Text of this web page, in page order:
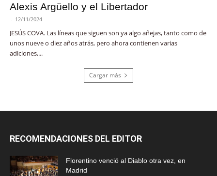
Alexis Argüello y el Libertador
- 12/11/2024
JESÚS COVA. Las líneas que siguen son ya algo añejas, tanto como de
unos nueve o diez años atrás, pero ahora contienen varias
adiciones,...
Cargar más
RECOMENDACIONES DEL EDITOR
Florentino venció al Diablo otra vez, en
Madrid